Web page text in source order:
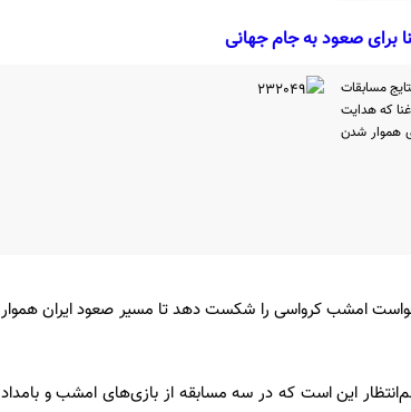
برای صعود به جام جهانی
جهانی ۲۰۲۶، چشم‌انتظار نتایج مسابقات
که هدایت
هموار شدن
خواست امشب کرواسی را شکست دهد تا مسیر صعود ایران هموار
این است که در سه مسابقه از بازی‌های امشب و بامداد